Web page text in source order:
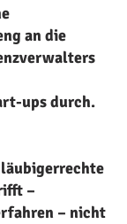
an die
ups durch.
–
– nicht